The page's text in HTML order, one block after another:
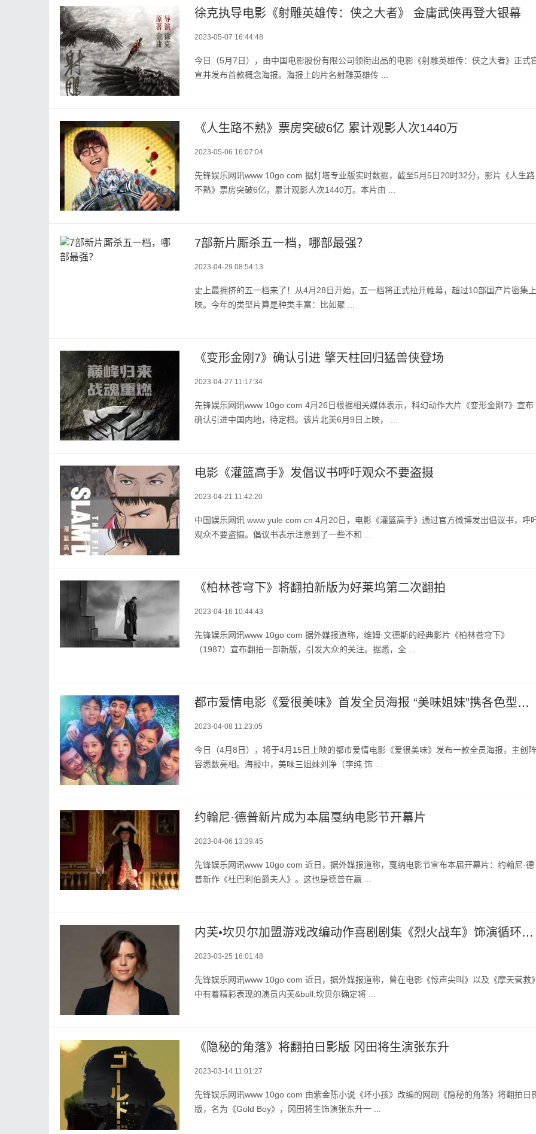
徐克执导电影《射雕英雄传：侠之大者》 金庸武侠再登大银幕
2023-05-07 16:44:48
今日（5月7日），由中国电影股份有限公司领衔出品的电影《射雕英雄传：侠之大者》正式
宣并发布首款概念海报。海报上的片名射雕英雄传 ...
《人生路不熟》票房突破6亿 累计观影人次1440万
2023-05-06 16:07:04
先锋娱乐网讯www 10go com 据灯塔专业版实时数据，截至5月5日20时32分，影片《人生路
不熟》票房突破6亿，累计观影人次1440万。本片由 ...
7部新片厮杀五一档，哪部最强？
2023-04-29 08:54:13
史上最拥挤的五一档来了！从4月28日开始，五一档将正式拉开帷幕，超过10部国产片密集上
映。今年的类型片算是种类丰富：比如聚 ...
《变形金刚7》确认引进 擎天柱回归猛兽侠登场
2023-04-27 11:17:34
先锋娱乐网讯www 10go com 4月26日根据相关媒体表示，科幻动作大片《变形金刚7》宣布
确认引进中国内地，待定档。该片北美6月9日上映， ...
电影《灌篮高手》发倡议书呼吁观众不要盗摄
2023-04-21 11:42:20
中国娱乐网讯 www yule com cn 4月20日，电影《灌篮高手》通过官方微博发出倡议书，呼
观众不要盗摄。倡议书表示注意到了一些不和 ...
《柏林苍穹下》将翻拍新版为好莱坞第二次翻拍
2023-04-16 10:44:43
先锋娱乐网讯www 10go com 据外媒报道称，维姆·文德斯的经典影片《柏林苍穹下》
（1987）宣布翻拍一部新版，引发大众的关注。据悉，全 ...
都市爱情电影《爱很美味》首发全员海报 “美味姐妹”携各色型男集结亮相
2023-04-08 11:23:05
今日（4月8日），将于4月15日上映的都市爱情电影《爱很美味》发布一款全员海报，主创阵
容悉数亮相。海报中，美味三姐妹刘净（李纯 饰 ...
约翰尼·德普新片成为本届戛纳电影节开幕片
2023-04-06 13:39:45
先锋娱乐网讯www 10go com 近日，据外媒报道称，戛纳电影节宣布本届开幕片：约翰尼·德
普新作《杜巴利伯爵夫人》。这也是德普在赢 ...
内芙•坎贝尔加盟游戏改编动作喜剧剧集《烈火战车》饰演循环角色
2023-03-25 16:01:48
先锋娱乐网讯www 10go com 近日，据外媒报道称，曾在电影《惊声尖叫》以及《摩天营救
中有着精彩表现的演员内芙&bull;坎贝尔确定将 ...
《隐秘的角落》将翻拍日影版 冈田将生演张东升
2023-03-14 11:01:27
先锋娱乐网讯www 10go com 由紫金陈小说《坏小孩》改编的网剧《隐秘的角落》将翻拍日
版，名为《Gold Boy》，冈田将生饰演张东升一 ...